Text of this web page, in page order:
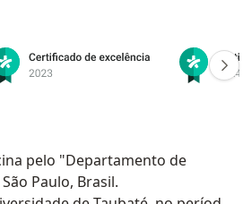
pelo "Departamento de
Paulo, Brasil.